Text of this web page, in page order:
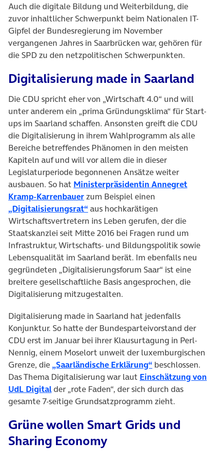
Auch die digitale Bildung und Weiterbildung, die
zuvor inhaltlicher Schwerpunkt beim Nationalen IT-
Gipfel der Bundesregierung im November
vergangenen Jahres in Saarbrücken war, gehören für
die SPD zu den netzpolitischen Schwerpunkten.
Digitalisierung made in Saarland
Die CDU spricht eher von „Wirtschaft 4.0“ und will
unter anderem ein „prima Gründungsklima“ für Start-
ups im Saarland schaffen. Ansonsten greift die CDU
die Digitalisierung in ihrem Wahlprogramm als alle
Bereiche betreffendes Phänomen in den meisten
Kapiteln auf und will vor allem die in dieser
Legislaturperiode begonnenen Ansätze weiter
ausbauen. So hat Ministerpräsidentin Annegret
Kramp-Karrenbauer(öffnet in neuem Tab)
zum Beispiel einen
„Digitalisierungsrat“ (öffnet in neuem Tab)
aus hochkarätigen
Wirtschaftsvertretern ins Leben gerufen, der die
Staatskanzlei seit Mitte 2016 bei Fragen rund um
Infrastruktur, Wirtschafts- und Bildungspolitik sowie
Lebensqualität im Saarland berät. Im ebenfalls neu
gegründeten „Digitalisierungsforum Saar“ ist eine
breitere gesellschaftliche Basis angesprochen, die
Digitalisierung mitzugestalten.
Digitalisierung made in Saarland hat jedenfalls
Konjunktur. So hatte der Bundesparteivorstand der
CDU erst im Januar bei ihrer Klausurtagung in Perl-
Nennig, einem Moselort unweit der luxemburgischen
Grenze, die„Saarländische Erklärung“ (öffnet in neuem
beschlossen.
Das Thema Digitalisierung war laut Einschätzung von
UdL Digital(öffnet in neuem Tab)
der „rote Faden“, der sich durch das
gesamte 7-seitige Grundsatzprogramm zieht.
Grüne wollen Smart Grids und
Sharing Economy